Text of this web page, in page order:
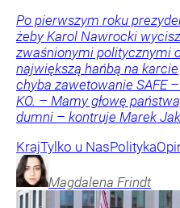
Po pierwszym roku
żeby Karol Nawrocki
zwaśnionymi politycznymi
największą hańbą na
chyba zawetowanie SAFE
KO. – Mamy głowę
dumni – kontruje Marek
KrajTylko u NasPolityka
Magdalena Frindt